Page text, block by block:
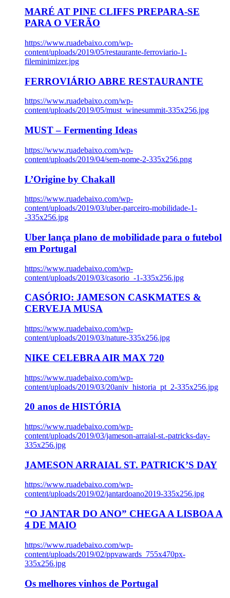
MARÉ AT PINE CLIFFS PREPARA-SE
PARA O VERÃO
https://www.ruadebaixo.com/wp-
content/uploads/2019/05/restaurante-ferroviario-1-
fileminimizer.jpg
FERROVIÁRIO ABRE RESTAURANTE
https://www.ruadebaixo.com/wp-
content/uploads/2019/05/must_winesummit-335x256.jpg
MUST – Fermenting Ideas
https://www.ruadebaixo.com/wp-
content/uploads/2019/04/sem-nome-2-335x256.png
L’Origine by Chakall
https://www.ruadebaixo.com/wp-
content/uploads/2019/03/uber-parceiro-mobilidade-1-
-335x256.jpg
Uber lança plano de mobilidade para o futebol
em Portugal
https://www.ruadebaixo.com/wp-
content/uploads/2019/03/casorio_-1-335x256.jpg
CASÓRIO: JAMESON CASKMATES &
CERVEJA MUSA
https://www.ruadebaixo.com/wp-
content/uploads/2019/03/nature-335x256.jpg
NIKE CELEBRA AIR MAX 720
https://www.ruadebaixo.com/wp-
content/uploads/2019/03/20aniv_historia_pt_2-335x256.jpg
20 anos de HISTÓRIA
https://www.ruadebaixo.com/wp-
content/uploads/2019/03/jameson-arraial-st.-patricks-day-
335x256.jpg
JAMESON ARRAIAL ST. PATRICK’S DAY
https://www.ruadebaixo.com/wp-
content/uploads/2019/02/jantardoano2019-335x256.jpg
“O JANTAR DO ANO” CHEGA A LISBOA A
4 DE MAIO
https://www.ruadebaixo.com/wp-
content/uploads/2019/02/ppvawards_755x470px-
335x256.jpg
Os melhores vinhos de Portugal